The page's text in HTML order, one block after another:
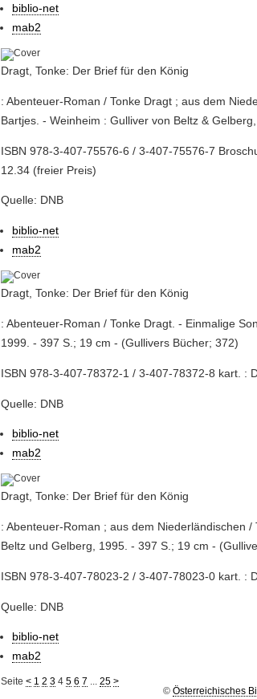
biblio-net
mab2
Dragt, Tonke: Der Brief für den König
: Abenteuer-Roman / Tonke Dragt ; aus dem
Bartjes. - Weinheim : Gulliver von Beltz &
ISBN 978-3-407-75576-6 / 3-407-75576-7
12.34 (freier Preis)
Quelle: DNB
biblio-net
mab2
Dragt, Tonke: Der Brief für den König
: Abenteuer-Roman / Tonke Dragt. - Einmalige
1999. - 397 S.; 19 cm - (Gullivers Bücher; 372)
ISBN 978-3-407-78372-1 / 3-407-78372-8 kart. :
Quelle: DNB
biblio-net
mab2
Dragt, Tonke: Der Brief für den König
: Abenteuer-Roman ; aus dem Niederländischen
Beltz und Gelberg, 1995. - 397 S.; 19 cm -
ISBN 978-3-407-78023-2 / 3-407-78023-0 kart. :
Quelle: DNB
biblio-net
mab2
Seite< 1 2 3 4 5 6 7 ...25 >
© Österreichisches